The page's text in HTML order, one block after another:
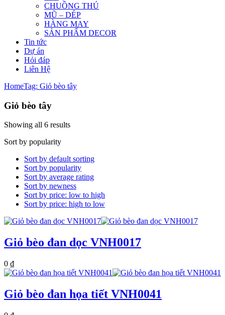
CHUỒNG THÚ
MŨ – DÉP
HÀNG MAY
SẢN PHẨM DECOR
Tin tức
Dự án
Hỏi đáp
Liên Hệ
HomeTag: Giỏ bèo tây
Giỏ bèo tây
Showing all 6 results
Sort by popularity
Sort by default sorting
Sort by popularity
Sort by average rating
Sort by newness
Sort by price: low to high
Sort by price: high to low
Giỏ bèo đan dọc VNH0017
0 ₫
Giỏ bèo đan họa tiết VNH0041